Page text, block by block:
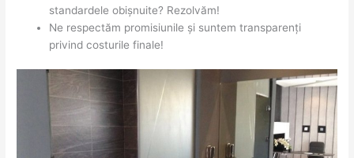
standardele obișnuite? Rezolvăm!
Ne respectăm promisiunile și suntem transparenți
privind costurile finale!